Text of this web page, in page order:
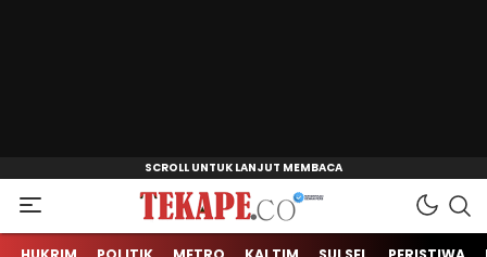
Tekape.co
Jendela Informasi Kita